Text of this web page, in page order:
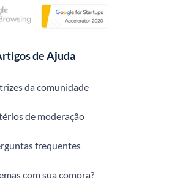
de Ajuda
da comunidade
de moderação
frequentes
com sua compra?